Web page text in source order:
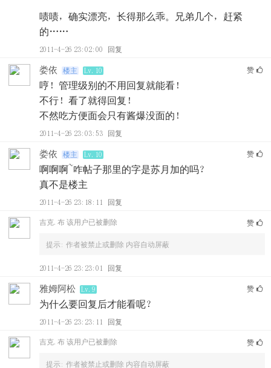
啧啧，确实漂亮，长得那么乖。兄弟几个，赶紧
的……
2011-4-26 23:02:00 回复
娄依 楼主 Lv.10 赞
哼！管理级别的不用回复就能看！
不行！看了就得回复！
不然吃方便面会只有酱爆没面的！
2011-4-26 23:03:53 回复
娄依 楼主 Lv.10 赞
啊啊啊~咋帖子那里的字是苏月加的吗？
真不是楼主
2011-4-26 23:18:11 回复
吉克.布 该用户已被删除 赞
提示: 作者被禁止或删除 内容自动屏蔽
2011-4-26 23:23:01 回复
雅姆阿松 Lv.9 赞
为什么要回复后才能看呢？
2011-4-26 23:23:11 回复
吉克.布 该用户已被删除 赞
提示: 作者被禁止或删除 内容自动屏蔽